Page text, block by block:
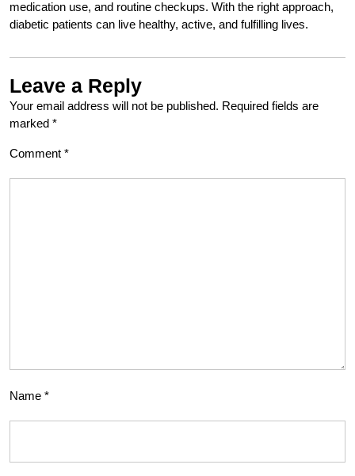
medication use, and routine checkups. With the right approach,
diabetic patients can live healthy, active, and fulfilling lives.
Leave a Reply
Your email address will not be published. Required fields are
marked *
Comment *
Name *